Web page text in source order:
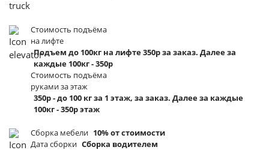
Стоимость подъёма
на лифте
Подъем до 100кг на лифте 350р за заказ. Далее за
каждые 100кг - 350р
Стоимость подъёма
руками за этаж
350р - до 100 кг за 1 этаж, за заказ. Далее за каждые
100кг - 350р этаж
Сборка мебели 10% от стоимости
Дата сборки Сборка водителем